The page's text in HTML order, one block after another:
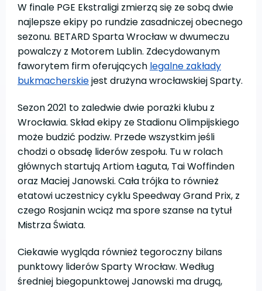
W finale PGE Ekstraligi zmierzą się ze sobą dwie
najlepsze ekipy po rundzie zasadniczej obecnego
sezonu. BETARD Sparta Wrocław w dwumeczu
powalczy z Motorem Lublin. Zdecydowanym
faworytem firm oferujących legalne zakłady
bukmacherskiejest drużyna wrocławskiej Sparty.
Sezon 2021 to zaledwie dwie porażki klubu z
Wrocławia. Skład ekipy ze Stadionu Olimpijskiego
może budzić podziw. Przede wszystkim jeśli
chodzi o obsadę liderów zespołu. Tu w rolach
głównych startują Artiom Łaguta, Tai Woffinden
oraz Maciej Janowski. Cała trójka to również
etatowi uczestnicy cyklu Speedway Grand Prix, z
czego Rosjanin wciąż ma spore szanse na tytuł
Mistrza Świata.
Ciekawie wygląda również tegoroczny bilans
punktowy liderów Sparty Wrocław. Według
średniej biegopunktowej Janowski ma drugą,